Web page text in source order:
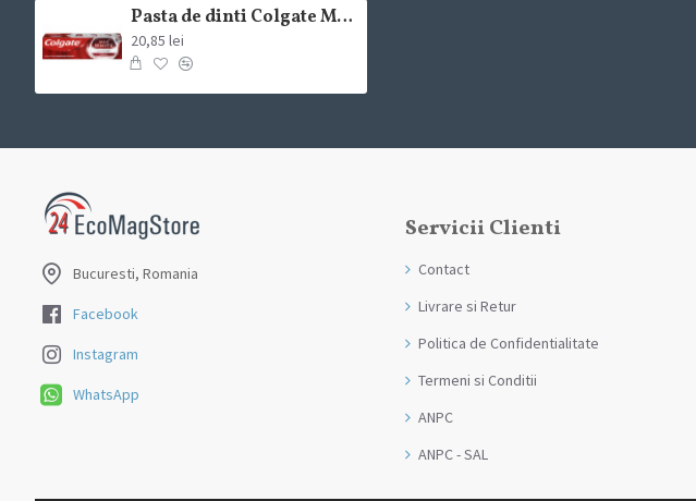
Pasta de dinti Colgate Max White Expert White 75m
20,85 lei
Bucuresti, Romania
Facebook
Instagram
WhatsApp
Servicii Clienti
Contact
Livrare si Retur
Politica de Confidentialitate
Termeni si Conditii
ANPC
ANPC - SAL